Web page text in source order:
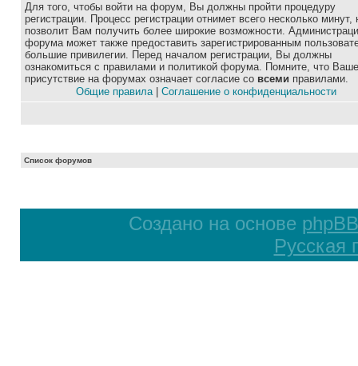
Для того, чтобы войти на форум, Вы должны пройти процедуру
регистрации. Процесс регистрации отнимет всего несколько минут,
позволит Вам получить более широкие возможности.
форума может также предоставить зарегистрированным
большие привилегии. Перед началом регистрации, Вы должны
ознакомиться с правилами и политикой форума. Помните, что Ваше
присутствие на форумах означает согласие со всеми правилами.
Общие правила| Соглашение о конфиденциальности
Список форумов
Создано на основе phpBB
Русская